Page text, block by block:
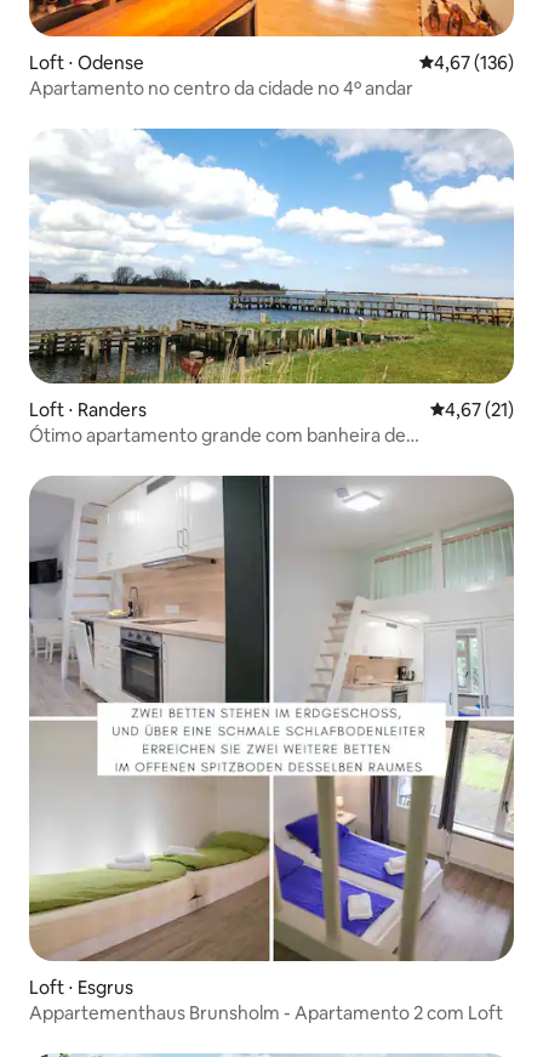
Loft ⋅ Odense 4,67 de uma
4,67 (136)
Apartamento no centro da cidade no 4º andar
Loft ⋅ Randers 4,67 de uma
4,67 (21)
Ótimo apartamento grande com banheira de
Loft ⋅ Esgrus
Appartementhaus Brunsholm - Apartamento 2 com Loft